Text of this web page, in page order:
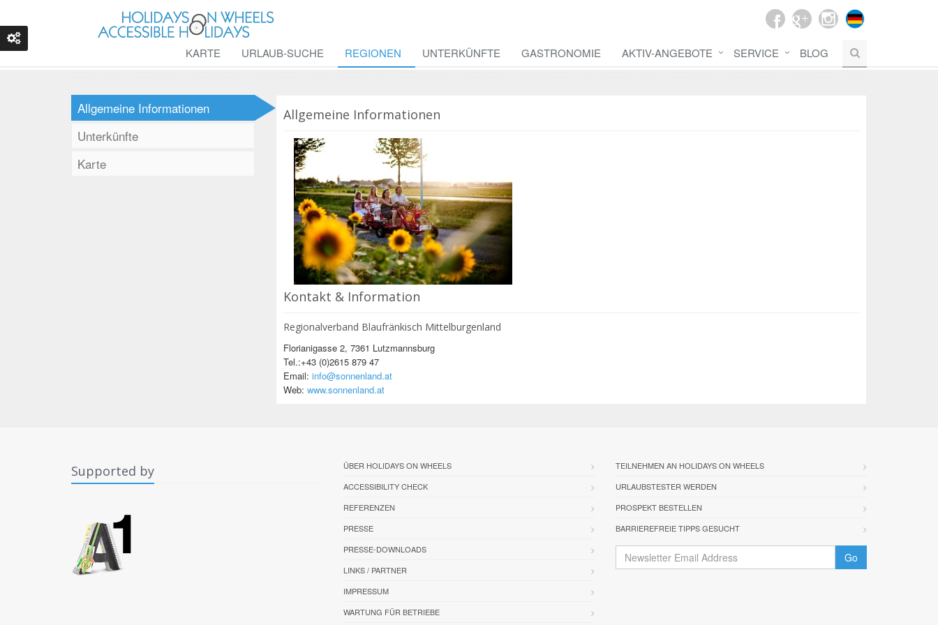
KARTE URLAUB-SUCHE REGIONEN UNTERKÜNFTE GASTRONOMIE AKTIV-ANGEBOTE SERVICE BLOG
Allgemeine Informationen
Unterkünfte
Karte
Allgemeine Informationen
Kontakt & Information
Regionalverband Blaufränkisch Mittelburgenland
Florianigasse 2, 7361 Lutzmannsburg
Tel.:+43 (0)2615 879 47
Email: info@sonnenland.at
Web: www.sonnenland.at
Supported by
ÜBER HOLIDAYS ON WHEELS
ACCESSIBILITY CHECK
REFERENZEN
PRESSE
PRESSE-DOWNLOADS
LINKS / PARTNER
IMPRESSUM
WARTUNG FÜR BETRIEBE
TEILNEHMEN AN HOLIDAYS ON WHEELS
URLAUBSTESTER WERDEN
PROSPEKT BESTELLEN
BARRIEREFREIE TIPPS GESUCHT
Go